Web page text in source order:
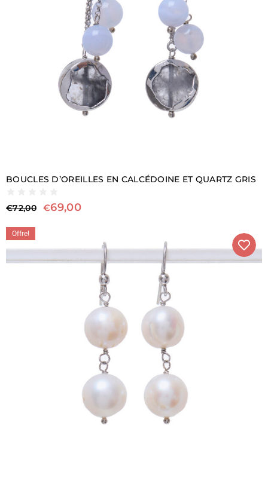
BOUCLES D’OREILLES EN CALCÉDOINE ET QUARTZ GRIS
€72,00 €69,00
Offre!